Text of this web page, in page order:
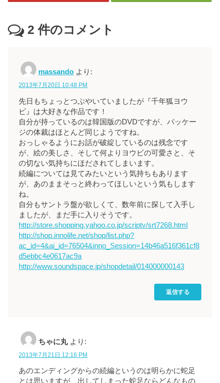
2 件のコメント
massando より:
2013年7月20日 10:48 PM
先日もちょっとつぶやいていましたが『千年狐ヨウ
ビ』は大好きな作品です！
自分が持っているのは韓国版のDVDですが、パッケー
ジの体裁はほとんど同じようですね。
おっしゃるようにお話が破綻しているのは残念です
が、絵の美しさ、そして何よりヨウビの可愛さと、そ
の切ない気持ちにほだされてしまいます。
続編については見てみたいという気持ちもあります
が、あのままそっと終わってほしいという気もします
ね。
自分もサントラ盤が欲しくて、数年前に探して入手し
ましたが、まだ手に入りそうです。
http://store.shopping.yahoo.co.jp/scriptv/srt7268.html
http://shop.innolife.net/shop/list.php?
ac_id=4&ai_id=76504&inno_Session=14b46a516f361cf8
d5ebbc4e0617ac9a
http://www.soundspace.jp/shopdetail/014000000143
返信する
ちゃに丸 より:
2013年7月21日 12:16 PM
あのエンディングからの続編というのは明らかに蛇足
とは思いますが、出してしまった蛇足ならどんなもの